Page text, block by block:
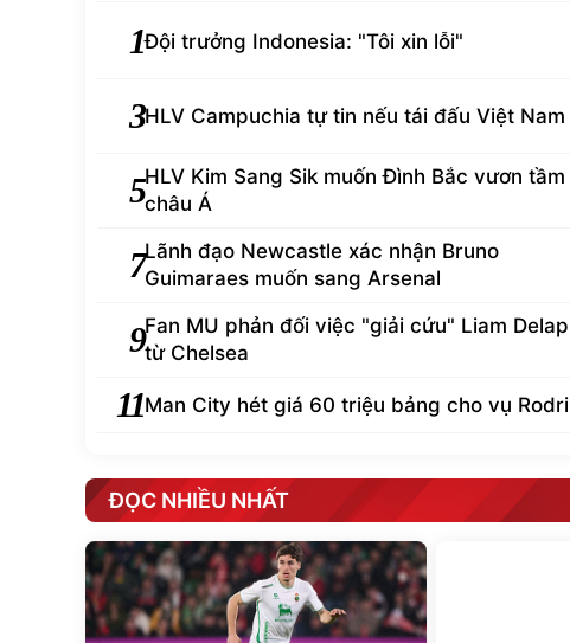
1Đội trưởng Indonesia: "Tôi xin lỗi"
3HLV Campuchia tự tin nếu tái đấu Việt Nam
5HLV Kim Sang Sik muốn Đình Bắc vươn tầm
châu Á
7Lãnh đạo Newcastle xác nhận Bruno
Guimaraes muốn sang Arsenal
9Fan MU phản đối việc "giải cứu" Liam Delap
từ Chelsea
11Man City hét giá 60 triệu bảng cho vụ Rodri
ĐỌC NHIỀU NHẤT